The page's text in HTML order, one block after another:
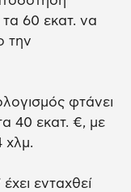
60 εκατ. να
την
φτάνει
40 εκατ. €, με
χλμ.
ενταχθεί